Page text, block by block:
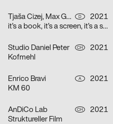
Tjaša Cizej, Max Gültig, Laura Hähnel, Basil Haug D
2021
it’s a book, it’s a screen, it’s a space in between
Studio Daniel Peter CH
2021
Kofmehl
Enrico Bravi A
2021
KM 60
AnDiCo Lab CH
2021
Struktureller Film